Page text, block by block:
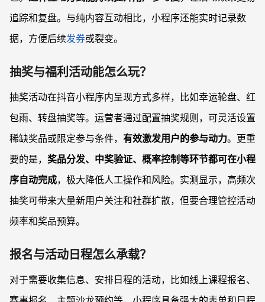
追踪和复盘。与纯内容互动相比，小程序还能实时记录数
据，方便后续发券或裂变。
抽奖与福利活动能怎么玩？
抽奖活动在抖音小程序内呈现方式多样，比如幸运轮盘、红
包雨、转盘抽奖等。运营者通过配置抽奖规则，可灵活设置
稀缺奖品或限定参与条件， 有效激发用户的参与动力。更重
要的是， 奖品分发、中奖验证、概率控制等环节都可在小程
序自动完成，极大降低人工操作和风险。实测显示，高频次
抽奖可带来大量新用户关注和社群扩散，但要合理管控活动
频率和奖品预算。
报名与活动日程怎么承载？
对于需要收集信息、安排日程的活动，比如线上课程报名、